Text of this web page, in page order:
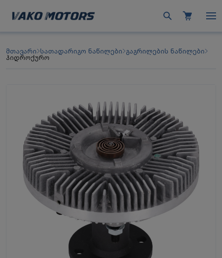
მთავარი სათადარიგო ნაწილები გაგრილების ნაწილები
ჰიდროქურო